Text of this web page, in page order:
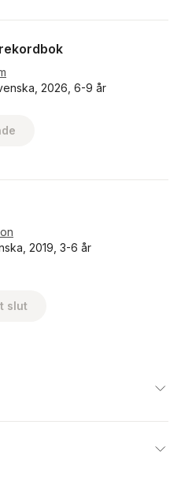
2026, 6-9 år
2019, 3-6 år
Totalt antal röster:
slut